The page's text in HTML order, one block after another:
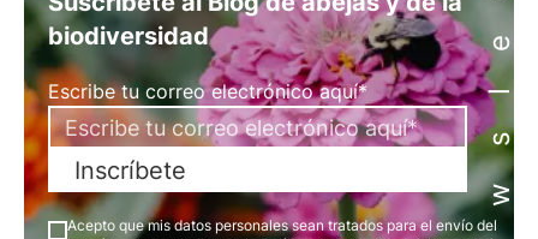
biodiversidad
Escribe tu correo electrónico aquí*
Inscríbete
Acepto que mis datos personales sean tratados para el envío del